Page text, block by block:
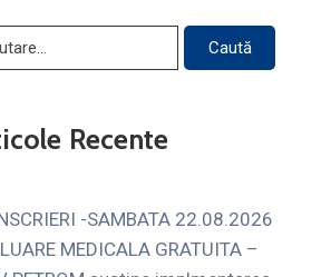
Recente
-SAMBATA 22.08.2026
MEDICALA GRATUITA –